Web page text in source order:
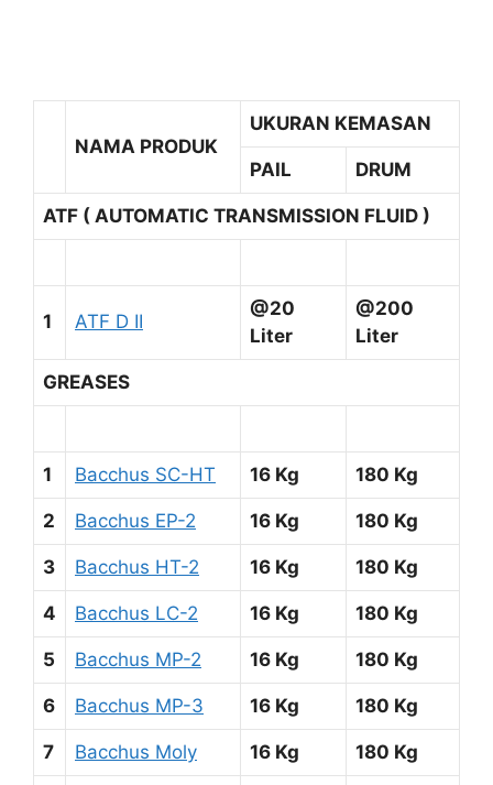
NAMA PRODUK
UKURAN KEMASAN
PAIL DRUM
ATF ( AUTOMATIC TRANSMISSION FLUID )
1 ATF D II
@20
Liter
@200
Liter
GREASES
1 Bacchus SC-HT 16 Kg 180 Kg
2 Bacchus EP-2 16 Kg 180 Kg
3 Bacchus HT-2 16 Kg 180 Kg
4 Bacchus LC-2 16 Kg 180 Kg
5 Bacchus MP-2 16 Kg 180 Kg
6 Bacchus MP-3 16 Kg 180 Kg
7 Bacchus Moly 16 Kg 180 Kg